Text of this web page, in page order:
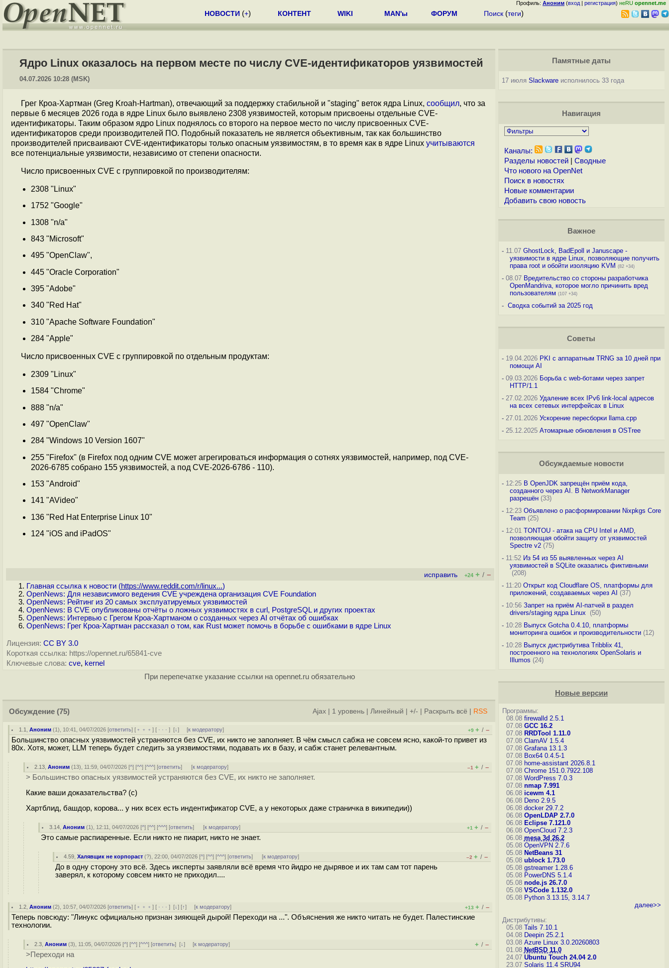
Профиль: Аноним (вход | регистрация) неRU opennet.me
НОВОСТИ (+) КОНТЕНТ WIKI MAN'ы ФОРУМ Поиск (теги)
Ядро Linux оказалось на первом месте по числу CVE-идентификаторов уязвимостей
04.07.2026 10:28 (MSK)
Грег Кроа-Хартман (Greg Kroah-Hartman), отвечающий за поддержку стабильной и "staging" веток ядра Linux, сообщил, что за
первые 6 месяцев 2026 года в ядре Linux было выявлено 2308 уязвимостей, которым присвоены отдельные CVE-
идентификаторы. Таким образом ядро Linux поднялось со второго на первое место по числу присвоенных CVE-
идентификаторов среди производителей ПО. Подобный показатель не является объективным, так как большинство
производителей присваивают CVE-идентификаторы только опасным уязвимостям, в то время как в ядре Linux учитываются
все потенциальные уязвимости, независимо от степени опасности.
Число присвоенных CVE с группировкой по производителям:
2308 "Linux"
1752 "Google"
1308 "n/a"
843 "Microsoft"
495 "OpenClaw",
445 "Oracle Corporation"
395 "Adobe"
340 "Red Hat"
310 "Apache Software Foundation"
284 "Apple"
Число присвоенных CVE с группировкой по отдельным продуктам:
2309 "Linux"
1584 "Chrome"
888 "n/a"
497 "OpenClaw"
284 "Windows 10 Version 1607"
255 "Firefox" (в Firefox под одним CVE может агрегироваться информация о сотнях уязвимостей, например, под CVE-
2026-6785 собрано 155 уязвимостей, а под CVE-2026-6786 - 110).
153 "Android"
141 "AVideo"
136 "Red Hat Enterprise Linux 10"
124 "iOS and iPadOS"
исправить +24 + / –
Главная ссылка к новости (https://www.reddit.com/r/linux...)
OpenNews: Для независимого ведения CVE учреждена организация CVE Foundation
OpenNews: Рейтинг из 20 самых эксплуатируемых уязвимостей
OpenNews: В CVE опубликованы отчёты о ложных уязвимостях в curl, PostgreSQL и других проектах
OpenNews: Интервью с Грегом Кроа-Хартманом о созданных через AI отчётах об ошибках
OpenNews: Грег Кроа-Хартман рассказал о том, как Rust может помочь в борьбе с ошибками в ядре Linux
Лицензия: CC BY 3.0
Короткая ссылка: https://opennet.ru/65841-cve
Ключевые слова: cve, kernel
При перепечатке указание ссылки на opennet.ru обязательно
Обсуждение (75) Ajax 1 уровень Линейный +/- Раскрыть всё RSS
1.1 ,Аноним (1), 10:41, 04/07/2026 [ответить] [ ﹢﹢﹢] [ · · ·][↓] [к модератору] +9 + / –
Большинство опасных уязвимостей устраняются без CVE, их никто не заполняет. В чём смысл сабжа не совсем ясно, какой-то привет из
80х. Хотя, может, LLM теперь будет следить за уязвимостями, подавать их в базу, и сабж станет релевантным.
2.13 ,Аноним (13), 11:59, 04/07/2026 [^] [^^] [^^^] [ответить] [к модератору] –1 + / –
> Большинство опасных уязвимостей устраняются без CVE, их никто не заполняет.
Какие ваши доказательства? (с)
Хартблид, башдор, корова... у них всех есть индентификатор CVE, а у некоторых даже страничка в википедии))
3.14 ,Аноним (1), 12:11, 04/07/2026 [^] [^^] [^^^] [ответить] [к модератору] +1 + / –
Это самые распиаренные. Если никто не пиарит, никто не знает.
4.59 ,Халявщик не корпораст (?), 22:00, 04/07/2026 [^] [^^] [^^^] [ответить] [к модератору] –2 + / –
До в одну сторону это всё. Здесь иксперты заявляли всё время что йидро не дырявое и их там сам тот парень
заверял, к которому совсем никто не приходил....
1.2 ,Аноним (2), 10:57, 04/07/2026 [ответить] [ ﹢﹢﹢] [ · · ·][↓] [↑] [к модератору] +13 + / –
Теперь повсюду: "Линукс официально признан зияющей дырой! Переходи на ...". Объяснения же никто читать не будет. Палестинские
технологии.
2.3 ,Аноним (3), 11:05, 04/07/2026 [^] [^^] [^^^] [ответить][↓] [к модератору] + / –
>Переходи на
Памятные даты
17 июля Slackwareисполнилось 33 года
Навигация
Каналы:
Разделы новостей| Сводные
Что нового на OpenNet
Поиск в новостях
Новые комментарии
Добавить свою новость
Важное
-11.07 GhostLock, BadEpoll и Januscape -
уязвимости в ядре Linux, позволяющие получить
права root и обойти изоляцию KVM (82 +34)
-08.07 Вредительство со стороны разработчика
OpenMandriva, которое могло причинить вред
пользователям (107 +34)
- Сводка событий за 2025 год
Советы
-19.04.2026 PKI с аппаратным TRNG за 10 дней при
помощи AI
-09.03.2026 Борьба с web-ботами через запрет
HTTP/1.1
-27.02.2026 Удаление всех IPv6 link-local адресов
на всех сетевых интерфейсах в Linux
-27.01.2026 Ускорение пересборки llama.cpp
-25.12.2025 Атомарные обновления в OSTree
Обсуждаемые новости
-12:25 В OpenJDK запрещён приём кода,
созданного через AI. В NetworkManager
разрешён(33)
-12:23 Объявлено о расформировании Nixpkgs Core
Team (25)
-12:01 TONTOU - атака на CPU Intel и AMD,
позволяющая обойти защиту от уязвимостей
Spectre v2(75)
-11:52 Из 54 из 55 выявленных через AI
уязвимостей в SQLite оказались фиктивными
(208)
-11:20 Открыт код Cloudflare OS, платформы для
приложений, создаваемых через AI (37)
-10:56 Запрет на приём AI-патчей в раздел
drivers/staging ядра Linux
(50)
-10:28 Выпуск Gotcha 0.4.10, платформы
мониторинга ошибок и производительности(12)
-10:28 Выпуск дистрибутива Tribblix 41,
построенного на технологиях OpenSolaris и
Illumos (24)
Новые версии
Программы:
08.08 firewalld 2.5.1
07.08 GCC 16.2
07.08 RRDTool 1.11.0
07.08 ClamAV 1.5.4
07.08 Grafana 13.1.3
07.08 Box64 0.4.5-1
07.08 home-assistant 2026.8.1
07.08 Chrome 151.0.7922.108
07.08 WordPress 7.0.3
07.08 nmap 7.991
06.08 icewm 4.1
06.08 Deno 2.9.5
06.08 docker 29.7.2
06.08 OpenLDAP 2.7.0
06.08 Eclipse 7.121.0
06.08 OpenCloud 7.2.3
06.08 mesa 3d 26.2
05.08 OpenVPN 2.7.6
05.08 NetBeans 31
05.08 ublock 1.73.0
05.08 gstreamer 1.28.6
05.08 PowerDNS 5.1.4
05.08 node.js 26.7.0
05.08 VSCode 1.132.0
05.08 Python 3.13.15, 3.14.7
далее>>
Дистрибутивы:
05.08 Tails 7.10.1
04.08 Deepin 25.2.1
03.08 Azure Linux 3.0.20260803
01.08 NetBSD 11.0
24.07 Ubuntu Touch 24.04 2.0
23.07 Solaris 11.4 SRU94